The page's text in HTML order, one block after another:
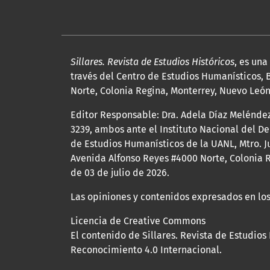
Sillares. Revista de Estudios Históricos, es
través del Centro de Estudios Humanísticos,
Norte, Colonia Regina, Monterrey, Nuevo
Editor Responsable: Dra. Adela Díaz
3239, ambos ante el Instituto Nacional del
de Estudios Humanísticos de la UANL, Mtro.
Avenida Alfonso Reyes #4000 Norte, Colonia
de 03 de julio de 2026.
Las opiniones y contenidos expresados en
Licencia de Creative Commons
El contenido de Sillares. Revista de
Reconocimiento 4.0 Internacional.